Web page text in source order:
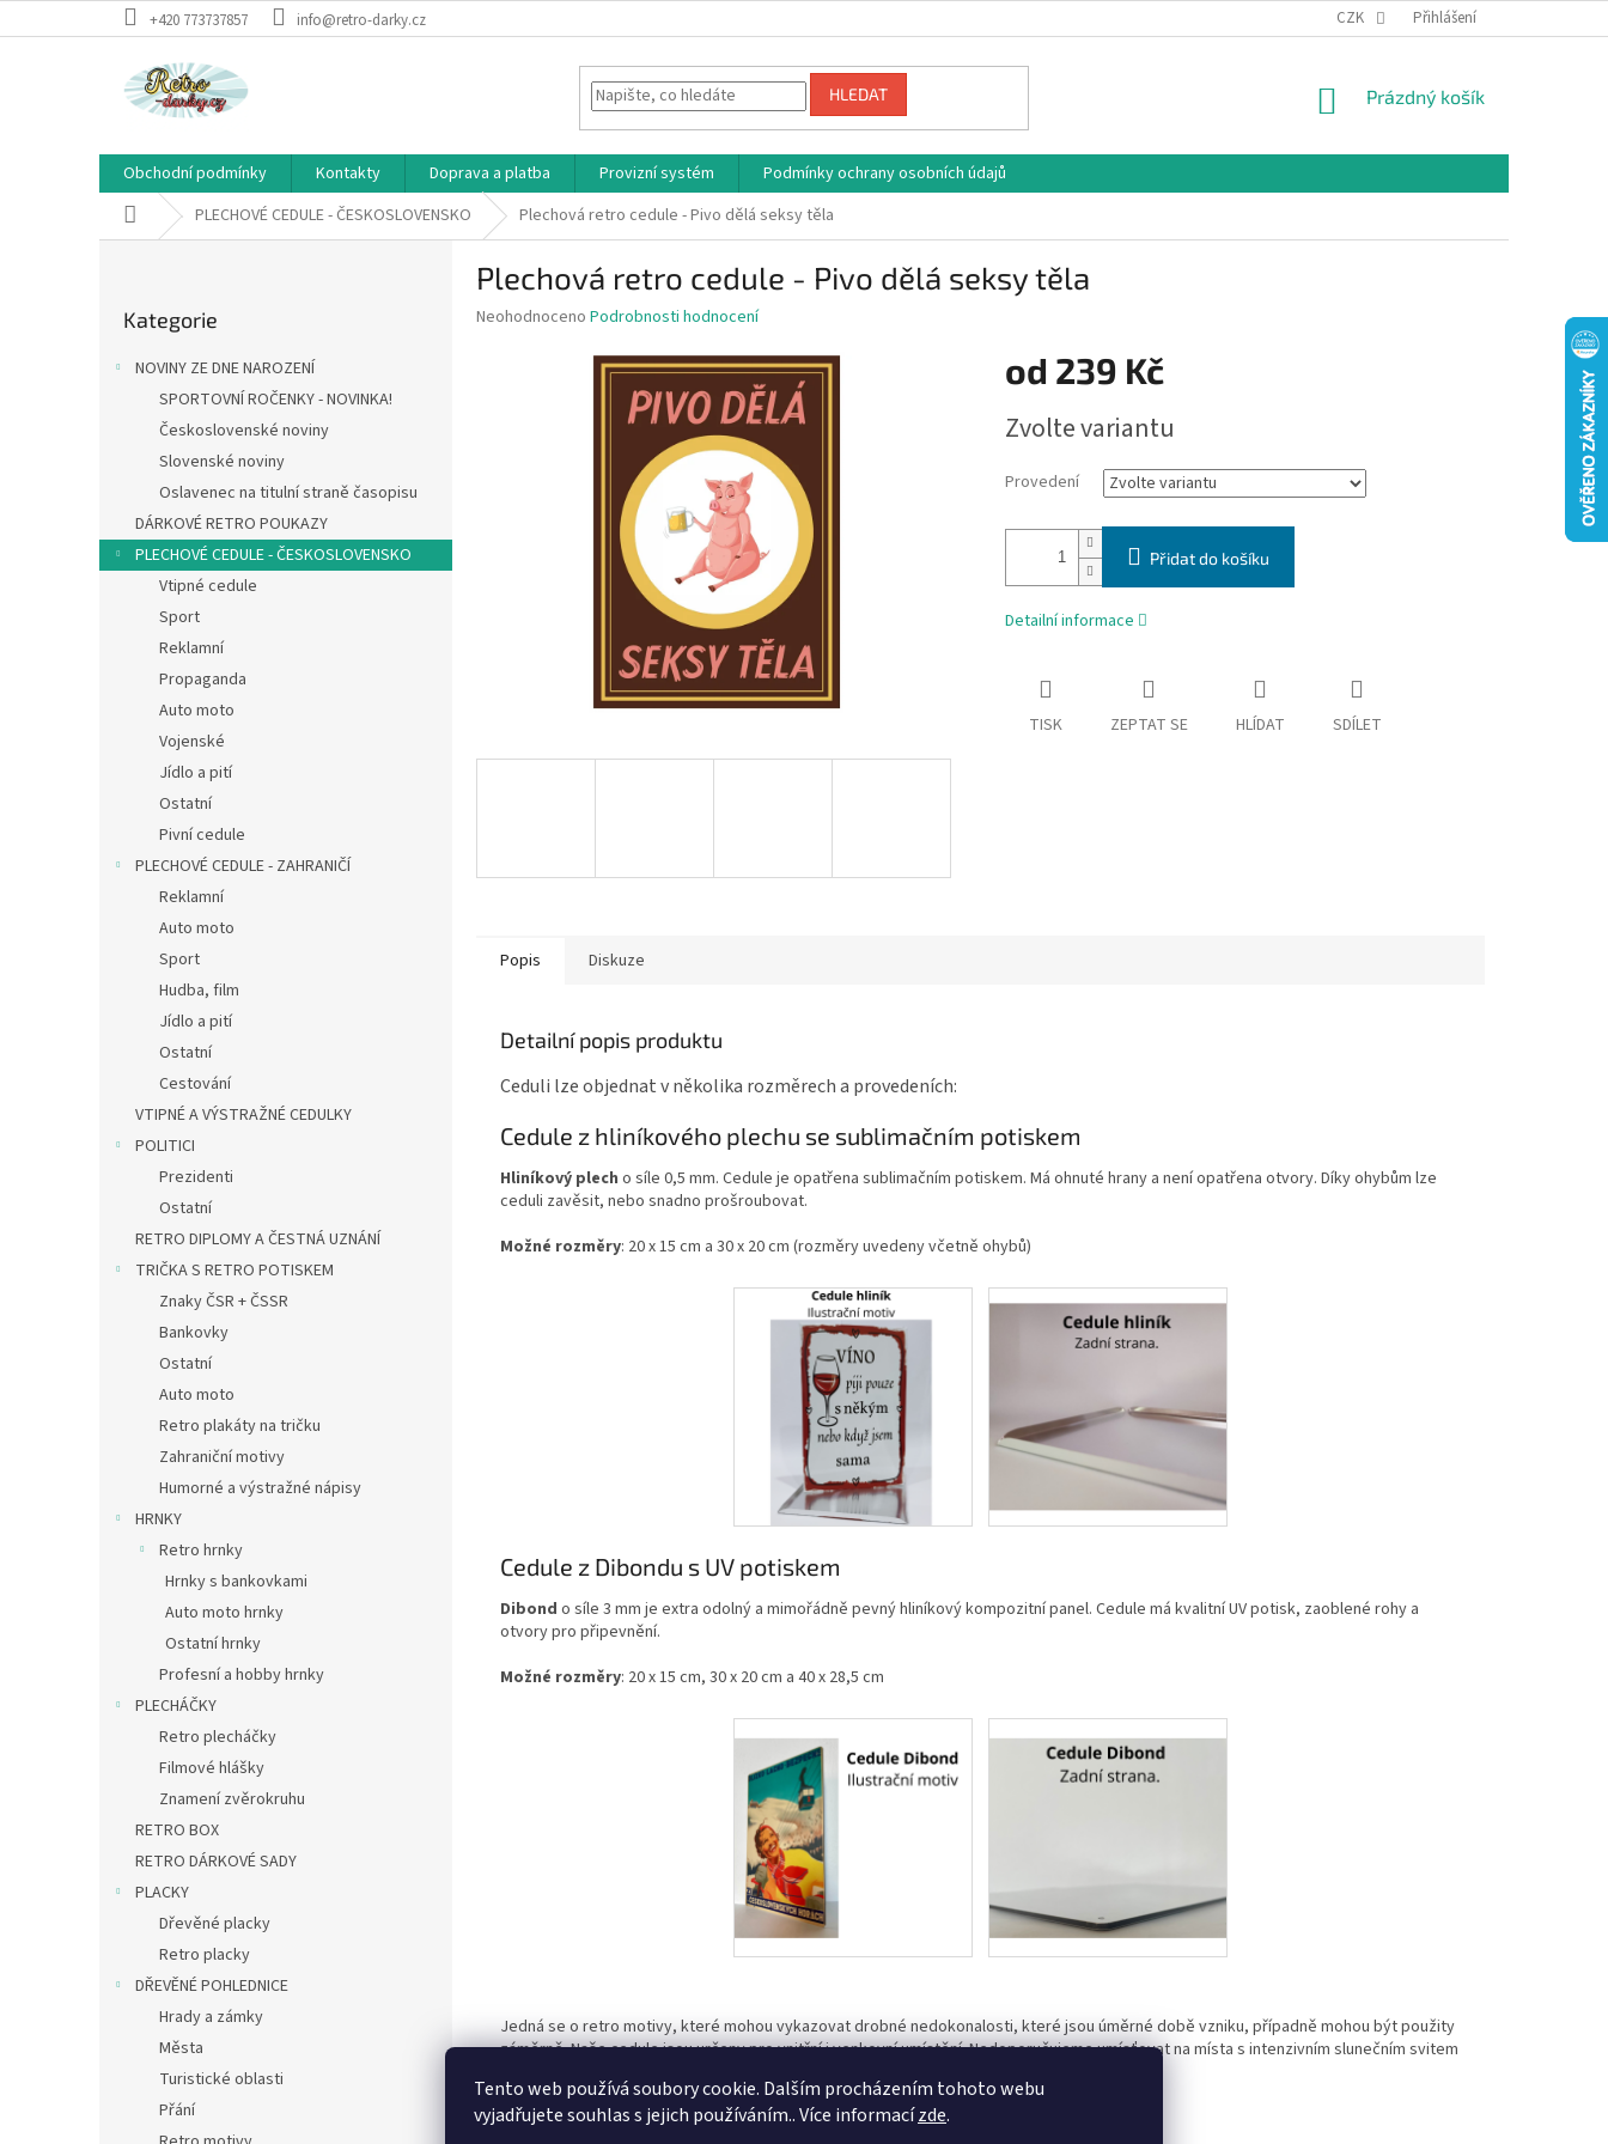
Tento web používá soubory cookie. Dalším procházením tohoto webu
vyjadřujete souhlas s jejich používáním.. Více informacízde.
na
+420 773737857 info@retro-darky.cz CZK Přihlášení
HLEDAT
NÁKUPNÍ
Prázdný košík
Obchodní podmínky Kontakty Doprava a platba Provizní systém
Podmínky ochrany osobních údajů
Domů PLECHOVÉ CEDULE - ČESKOSLOVENSKO Plechová retro cedule - Pivo dělá seksy těla
n
e
kategorie
Kategorie
NOVINY ZE DNE NAROZENÍ
SPORTOVNÍ ROČENKY - NOVINKA!
Československé noviny
Slovenské noviny
Oslavenec na titulní straně časopisu
DÁRKOVÉ RETRO POUKAZY
PLECHOVÉ CEDULE - ČESKOSLOVENSKO
Vtipné cedule
Sport
Reklamní
Propaganda
Auto moto
Vojenské
Jídlo a pití
Ostatní
Pivní cedule
PLECHOVÉ CEDULE - ZAHRANIČÍ
Reklamní
Auto moto
Sport
Hudba, film
Jídlo a pití
Ostatní
Cestování
VTIPNÉ A VÝSTRAŽNÉ CEDULKY
POLITICI
Prezidenti
Ostatní
RETRO DIPLOMY A ČESTNÁ UZNÁNÍ
TRIČKA S RETRO POTISKEM
Znaky ČSR + ČSSR
Bankovky
Ostatní
Auto moto
Retro plakáty na tričku
Zahraniční motivy
Humorné a výstražné nápisy
HRNKY
Retro hrnky
Hrnky s bankovkami
Auto moto hrnky
Ostatní hrnky
Profesní a hobby hrnky
PLECHÁČKY
Retro plecháčky
Filmové hlášky
Znamení zvěrokruhu
RETRO BOX
RETRO DÁRKOVÉ SADY
PLACKY
Dřevěné placky
Retro placky
DŘEVĚNÉ POHLEDNICE
Hrady a zámky
Města
Turistické oblasti
Přání
Plechová retro cedule - Pivo dělá seksy těla
Průměrné
Neohodnoceno Podrobnosti hodnocení
od 239 Kč
cena:
Zvolte variantu
Provedení
Přidat do košíku
Detailní informace
TISK ZEPTAT SE HLÍDAT SDÍLET
Popis Diskuze
Detailní popis produktu
Ceduli lze objednat v několika rozměrech a provedeních:
Cedule z hliníkového plechu se sublimačním potiskem
Hliníkový plech o síle 0,5 mm. Cedule je opatřena sublimačním potiskem. Má ohnuté hrany a není opatřena otvory. Díky ohybům lze
ceduli zavěsit, nebo snadno prošroubovat.
Možné rozměry: 20 x 15 cm a 30 x 20 cm (rozměry uvedeny včetně ohybů)
Cedule z Dibondu s UV potiskem
Dibond o síle 3 mm je extra odolný a mimořádně pevný hliníkový kompozitní panel. Cedule má kvalitní UV potisk, zaoblené rohy a
otvory pro připevnění.
Možné rozměry: 20 x 15 cm, 30 x 20 cm a 40 x 28,5 cm
Jedná se o retro motivy, které mohou vykazovat drobné nedokonalosti, které jsou úměrné době vzniku, případně mohou být použity
záměrně. Naše cedule jsou určeny pro vnitřní i venkovní umístění. Nedoporučujeme umísťovat na místa s intenzivním slunečním svitem